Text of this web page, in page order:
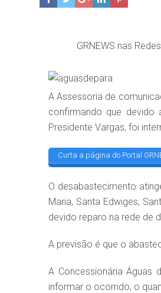
GRNEWS nas
A Assessoria de
confirmando que devido
Presidente Vargas, foi
Curta a página do Portal
O desabastecimento
Maria, Santa Edwiges,
devido reparo na rede de
A previsão é que o
A Concessionária
informar o ocorrido, o